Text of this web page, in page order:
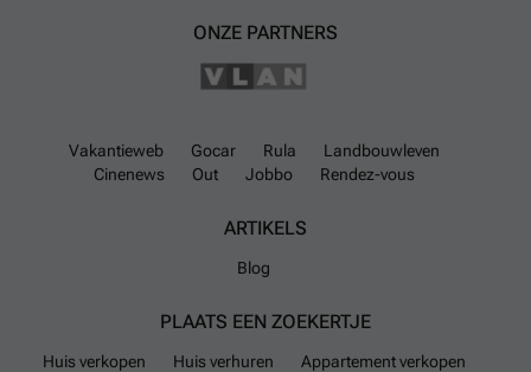
ONZE PARTNERS
Vakantieweb Gocar Rula
Landbouwleven
Cinenews
Out Jobbo Rendez-vous
ARTIKELS
Blog
PLAATS EEN ZOEKERTJE
Huis verkopen Huis verhuren
Appartement verkopen